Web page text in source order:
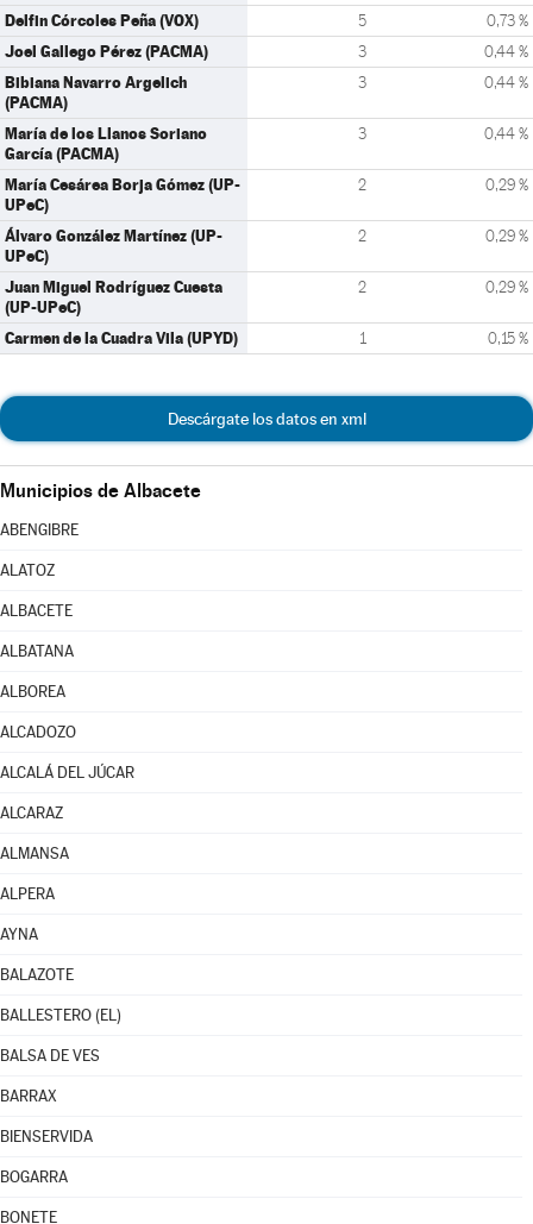
Delfin Córcoles Peña (VOX) 5 0,73 %
Joel Gallego Pérez (PACMA) 3 0,44 %
Bibiana Navarro Argelich
(PACMA)
3 0,44 %
María de los Llanos Soriano
García (PACMA)
3 0,44 %
María Cesárea Borja Gómez (UP-
UPeC)
2 0,29 %
Álvaro González Martínez (UP-
UPeC)
2 0,29 %
Juan Miguel Rodríguez Cuesta
(UP-UPeC)
2 0,29 %
Carmen de la Cuadra Vila (UPYD) 1 0,15 %
Descárgate los datos en xml
Municipios de Albacete
ABENGIBRE
ALATOZ
ALBACETE
ALBATANA
ALBOREA
ALCADOZO
ALCALÁ DEL JÚCAR
ALCARAZ
ALMANSA
ALPERA
AYNA
BALAZOTE
BALLESTERO (EL)
BALSA DE VES
BARRAX
BIENSERVIDA
BOGARRA
BONETE